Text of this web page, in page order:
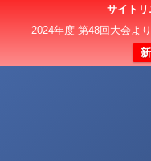
サイト
2024年度 第48回大会よ